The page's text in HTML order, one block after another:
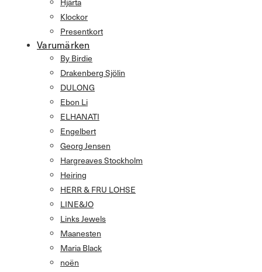
Klockor
Presentkort
Varumärken
By Birdie
Drakenberg Sjölin
DULONG
Ebon Li
ELHANATI
Engelbert
Georg Jensen
Hargreaves Stockholm
Heiring
HERR & FRU LOHSE
LINE&JO
Links Jewels
Maanesten
Maria Black
noën